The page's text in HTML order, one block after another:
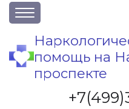
О клинике
Акции
Вакансии
Лицензии
помощь на
проспекте